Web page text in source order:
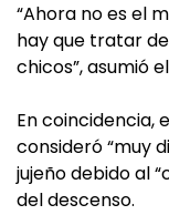
“Ahora no es el
hay que tratar
chicos”, asumió
En coincidencia,
consideró “muy
jujeño debido al
del descenso.